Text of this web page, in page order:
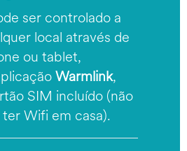
ser controlado a
local através de
ou tablet,
Warmlink,
SIM incluído (não
Wifi em casa).